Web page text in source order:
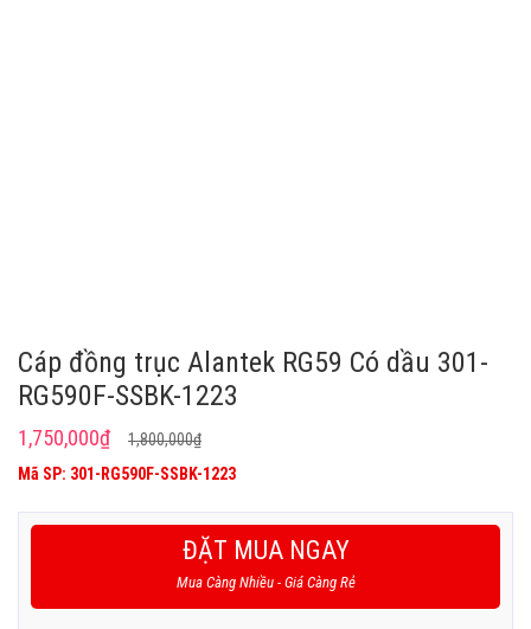
Cáp đồng trục Alantek RG59 Có dầu 301-
RG590F-SSBK-1223
1,800,000₫Giá
gốc
1,800,000₫.
1,750,000₫
Giá
hiện
là:
1,750,000₫.
Mã SP: 301-RG590F-SSBK-1223
ĐẶT MUA NGAY
Mua Càng Nhiều - Giá Càng Rẻ